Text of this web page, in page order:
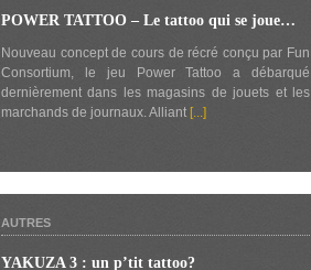
POWER TATTOO – Le tattoo qui se joue…
Nouveau concept de cours de récré conçu par Fun
Consortium, le jeu Power Tattoo a débarqué
dernièrement dans les magasins de jouets et les
marchands de journaux. Alliant [...]
AUTRES
YAKUZA 3 : un p’tit tattoo?